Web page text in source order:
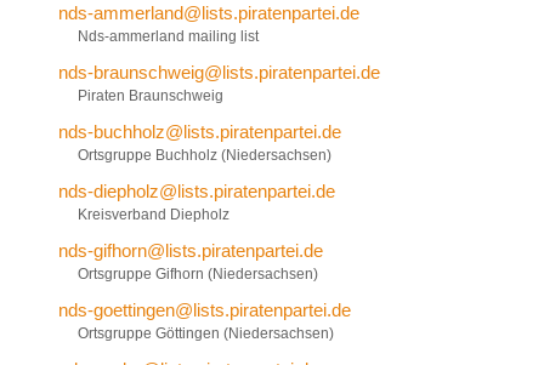
nds-ammerland@lists.piratenpartei.de
Nds-ammerland mailing list
nds-braunschweig@lists.piratenpartei.de
Piraten Braunschweig
nds-buchholz@lists.piratenpartei.de
Ortsgruppe Buchholz (Niedersachsen)
nds-diepholz@lists.piratenpartei.de
Kreisverband Diepholz
nds-gifhorn@lists.piratenpartei.de
Ortsgruppe Gifhorn (Niedersachsen)
nds-goettingen@lists.piratenpartei.de
Ortsgruppe Göttingen (Niedersachsen)